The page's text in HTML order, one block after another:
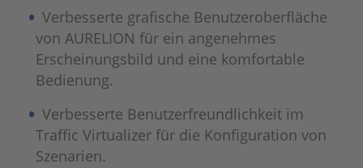
Verbesserte grafische Benutzeroberfläche
von AURELION für ein angenehmes
Erscheinungsbild und eine komfortable
Bedienung.
Verbesserte Benutzerfreundlichkeit im
Traffic Virtualizer für die Konfiguration von
Szenarien.